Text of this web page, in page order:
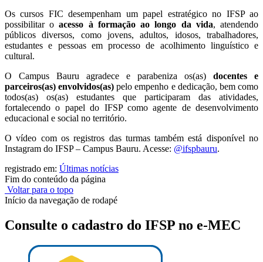
Os cursos FIC desempenham um papel estratégico no IFSP ao
possibilitar oacesso à formação ao longo da vida, atendendo
públicos diversos, como jovens, adultos, idosos, trabalhadores,
estudantes e pessoas em processo de acolhimento linguístico e
cultural.
O Campus Bauru agradece e parabeniza os(as) docentes e
parceiros(as) envolvidos(as) pelo empenho e dedicação, bem como
todos(as) os(as) estudantes que participaram das atividades,
fortalecendo o papel do IFSP como agente de desenvolvimento
educacional e social no território.
O vídeo com os registros das turmas também está disponível no
Instagram do IFSP – Campus Bauru. Acesse: @ifspbauru.
registrado em: Últimas notícias
Fim do conteúdo da página
Voltar para o topo
Início da navegação de rodapé
Consulte o cadastro do IFSP no e-MEC